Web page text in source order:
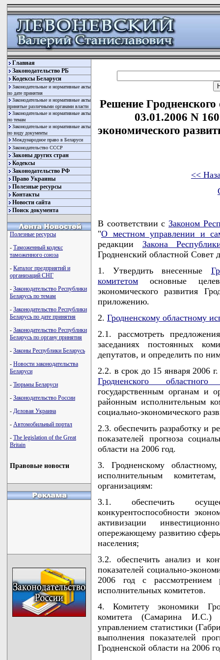
Главная
Законодательство РБ
Кодексы Беларуси
Законодательные и нормативные акты
по дате принятия
Законодательные и нормативные акты
принятые различными органами власти
Законодательные и нормативные акты
по темам
Законодательные и нормативные акты
по виду документы
Международное право в Беларуси
Законодательство СССР
Законы других стран
Кодексы
Законодательство РФ
Право Украины
Полезные ресурсы
Контакты
Новости сайта
Поиск документа
Полезные ресурсы
- Таможенный кодекс
таможенного союза
- Каталог предприятий и
организаций СНГ
- Законодательство Республики
Беларусь по темам
- Законодательство Республики
Беларусь по дате принятия
- Законодательство Республики
Беларусь по органу принятия
- Законы Республики Беларусь
- Новости законодательства
Беларуси
- Тюрьмы Беларуси
- Законодательство России
- Деловая Украина
- Автомобильный портал
- The legislation of the Great
Britain
Правовые новости
Решение Гродненского
03.01.2006 N
экономического
<<
В соответствии сЗаконом
"О местном управлении и
редакции Закона
Гродненский областной
1. Утвердить внесенные
комитетом основные
экономического развития
приложению.
2. Гродненскому областному
2.1. рассмотреть
заседаниях постоянных
депутатов, и определить по
2.2. в срок до 15 января 2006
Гродненского
государственным органам и
районным исполнительным
социально-экономического
2.3. обеспечить разработку и
показателей прогноза
области на 2006 год.
3. Гродненскому
исполнительным
организациям:
3.1. обеспечить
конкурентоспособности
активизации
опережающему развитию
населения;
3.2. обеспечить анализ и
показателей социально-
2006 год с рассмотрением
исполнительных комитетов.
4. Комитету экономики
комитета (Самарина И.С.)
управлением статистики
выполнения показателей
Гродненской области на 2006